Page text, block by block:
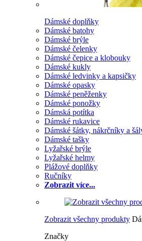
Dámské doplňky
Dámské batohy
Dámské brýle
Dámské čelenky
Dámské čepice a klobouky
Dámské kukly
Dámské ledvinky a kapsičky
Dámské opasky
Dámské peněženky
Dámské ponožky
Dámská potítka
Dámské rukavice
Dámské šátky, nákrčníky a
Dámské tašky
Lyžařské brýle
Lyžařské helmy
Plážové doplňky
Ručníky
Zobrazit více...
Zobrazit všechny produkty
Značky